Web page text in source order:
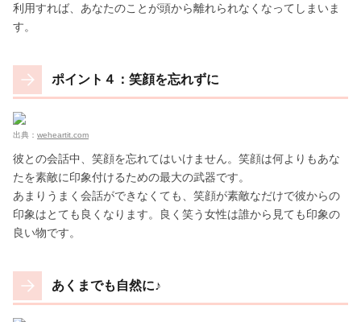
利用すれば、あなたのことが頭から離れられなくなってしまいま
す。
ポイント４：笑顔を忘れずに
出典： weheartit.com
彼との会話中、笑顔を忘れてはいけません。笑顔は何よりもあな
たを素敵に印象付けるための最大の武器です。
あまりうまく会話ができなくても、笑顔が素敵なだけで彼からの
印象はとても良くなります。良く笑う女性は誰から見ても印象の
良い物です。
あくまでも自然に♪